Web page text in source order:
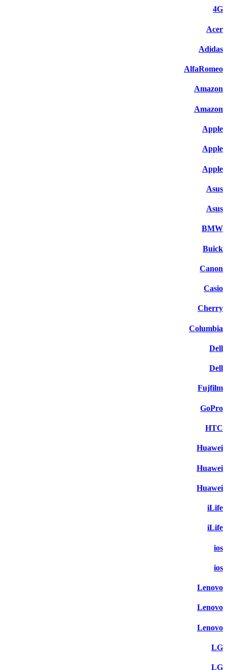
4G
Acer
Adidas
AlfaRomeo
Amazon
Amazon
Apple
Apple
Apple
Asus
Asus
BMW
Buick
Canon
Casio
Cherry
Columbia
Dell
Dell
Fujfilm
GoPro
HTC
Huawei
Huawei
Huawei
iLife
iLife
ios
ios
Lenovo
Lenovo
Lenovo
LG
LG